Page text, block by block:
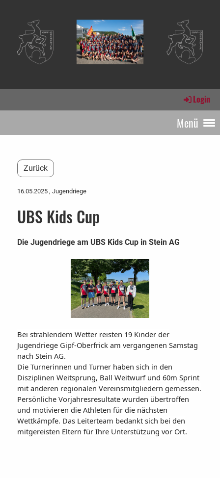
Login
Menü
Zurück
16.05.2025 , Jugendriege
UBS Kids Cup
Die Jugendriege am UBS Kids Cup in Stein AG
Bei strahlendem Wetter reisten 19 Kinder der
Jugendriege Gipf-Oberfrick am vergangenen Samstag
nach Stein AG.
Die Turnerinnen und Turner haben sich in den
Disziplinen Weitsprung, Ball Weitwurf und 60m Sprint
mit anderen regionalen Vereinsmitgliedern gemessen.
Persönliche Vorjahresresultate wurden übertroffen
und motivieren die Athleten für die nächsten
Wettkämpfe. Das Leiterteam bedankt sich bei den
mitgereisten Eltern für Ihre Unterstützung vor Ort.